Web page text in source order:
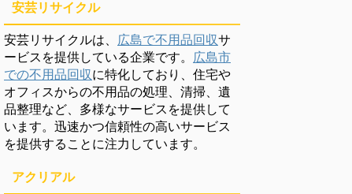
安芸リサイクル
安芸リサイクルは、 広島で不用品回収サ
ービスを提供している企業です。 広島市
での不用品回収に特化しており、住宅や
オフィスからの不用品の処理、清掃、遺
品整理など、多様なサービスを提供して
います。迅速かつ信頼性の高いサービス
を提供することに注力しています。
アクリアル